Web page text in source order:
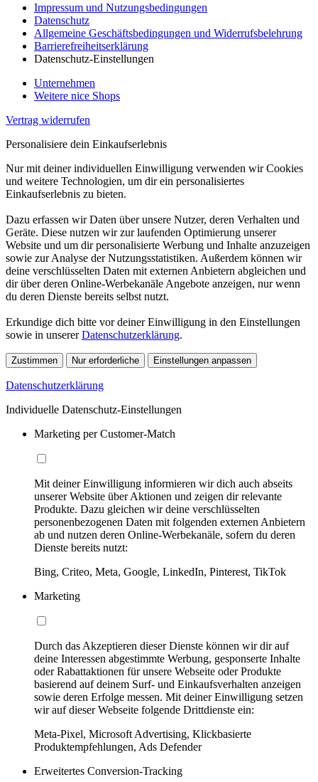
Impressum und Nutzungsbedingungen
Datenschutz
Allgemeine Geschäftsbedingungen und Widerrufsbelehrung
Barrierefreiheitserklärung
Datenschutz-Einstellungen
Unternehmen
Weitere nice Shops
Vertrag widerrufen
Personalisiere dein Einkaufserlebnis
Nur mit deiner individuellen Einwilligung verwenden wir Cookies
und weitere Technologien, um dir ein personalisiertes
Einkaufserlebnis zu bieten.
Dazu erfassen wir Daten über unsere Nutzer, deren Verhalten und
Geräte. Diese nutzen wir zur laufenden Optimierung unserer
Website und um dir personalisierte Werbung und Inhalte anzuzeigen
sowie zur Analyse der Nutzungsstatistiken. Außerdem können wir
deine verschlüsselten Daten mit externen Anbietern abgleichen und
dir über deren Online-Werbekanäle Angebote anzeigen, nur wenn
du deren Dienste bereits selbst nutzt.
Erkundige dich bitte vor deiner Einwilligung in den Einstellungen
sowie in unsererDatenschutzerklärung.
Zustimmen Nur erforderliche Einstellungen anpassen
Datenschutzerklärung
Individuelle Datenschutz-Einstellungen
Marketing per Customer-Match
Mit deiner Einwilligung informieren wir dich auch abseits
unserer Website über Aktionen und zeigen dir relevante
Produkte. Dazu gleichen wir deine verschlüsselten
personenbezogenen Daten mit folgenden externen Anbietern
ab und nutzen deren Online-Werbekanäle, sofern du deren
Dienste bereits nutzt:
Bing, Criteo, Meta, Google, LinkedIn, Pinterest, TikTok
Marketing
Durch das Akzeptieren dieser Dienste können wir dir auf
deine Interessen abgestimmte Werbung, gesponserte Inhalte
oder Rabattaktionen für unsere Webseite oder Produkte
basierend auf deinem Surf- und Einkaufsverhalten anzeigen
sowie deren Erfolge messen. Mit deiner Einwilligung setzen
wir auf dieser Webseite folgende Drittdienste ein:
Meta-Pixel, Microsoft Advertising, Klickbasierte
Produktempfehlungen, Ads Defender
Erweitertes Conversion-Tracking